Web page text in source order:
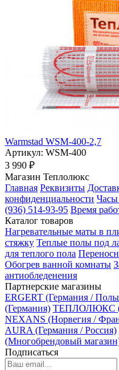
Warmstad WSM-400-2,7
Артикул: WSM-400
3 990 ₽
Магазин Теплолюкс
Главная Реквизиты
конфиденциальности Часы
(936) 514-93-95 Время
Каталог товаров
Нагревательные маты в
стяжку Теплые полы под
для теплого пола
Обогрев ванной комнаты
антиобледенения
Партнерские магазины
ERGERT (Германия /
(Германия) ТЕПЛОЛЮКС
NEXANS (Норвегия /
AURA (Германия / Россия)
(Многобрендовый
Подписаться